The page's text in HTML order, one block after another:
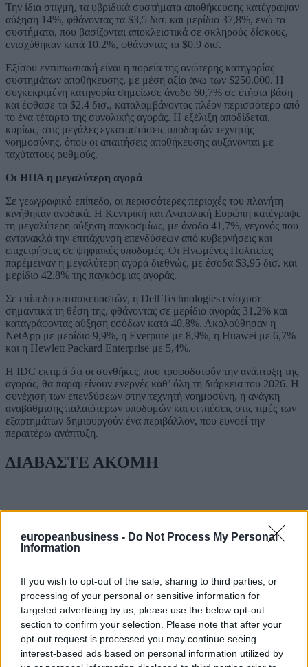
europeanbusiness - Do Not Process My Personal
Information
If you wish to opt-out of the sale, sharing to third parties, or
processing of your personal or sensitive information for
targeted advertising by us, please use the below opt-out
section to confirm your selection. Please note that after your
opt-out request is processed you may continue seeing
interest-based ads based on personal information utilized by
Την ίδια στιγμή, τα υβριδικά συστήματα αποθήκευσης κατέγραψαν
αύξηση 14%, φθάνοντας τα $3,5 δισ. και μερίδιο 37,8%, ενώ τα
συστήματα, που βασίζονται αποκλειστικά σε σκληρούς δίσκους,
ενισχύθηκαν κατά 10,2%, φθάνοντας τα $0,9 δισ.
Εξίσου εντυπωσιακή είναι η πορεία της ανώτερης κατηγορίας
συστημάτων αποθήκευσης, με μέση αξία άνω των $250.000. Η
συγκεκριμένη κατηγορία σημείωσε άνοδο 60,7% σε ετήσια βάση
και έφθασε τα $2,4 δισ., καταλαμβάνοντας πλέον περισσότερο από
το ένα τέταρτο της συνολικής αγοράς. Η εξέλιξη αποδίδεται,
κυρίως, στις μεγάλες εγκαταστάσεις υποδομών τεχνητής
νοημοσύνης, όπου οι απαιτήσεις αποθήκευσης αυξάνονται με
ταχύτατους ρυθμούς.
Οι ΗΠΑ η μεγαλύτερη αγορά
Σε γεωγραφικό επίπεδο, οι περισσότερες περιοχές του πλανήτη
κινήθηκαν ανοδικά. Η Κεντρική και Ανατολική Ευρώπη κατέγραψε
τη μεγαλύτερη αύξηση παγκοσμίως, με άνοδο 41,7%, γεγονός που
αντανακλά την επιτάχυνση επενδύσεων από κυβερνήσεις και
επιχειρήσεις σε ψηφιακές υποδομές. Οι Ηνωμένες Πολιτείες
παρέμειναν η μεγαλύτερη αγορά διεθνώς, με έσοδα $3,95 δισ. και
μερίδιο 42,8% της παγκόσμιας αγοράς.
Σε επίπεδο κατασκευαστών, η Dell Technologies ενίσχυσε
σημαντικά τη θέση της, φθάνοντας σε μερίδιο αγοράς 31,2% και
καταγράφοντας αύξηση εσόδων κατά 40,8%. Ακολούθησαν η
NetApp με μερίδιο 9,9%, η Everpure με 8,9%, η Huawei με 6,7%
και η Hewlett Packard Enterprise με 5,4%.
Η IDC εκτιμά ότι οι συνθήκες, που τροφοδοτούν την ανάπτυξη της
αγοράς, θα παραμείνουν ενεργές καθ’ όλη τη διάρκεια του 2026. Η
συνέχιση των επενδύσεων στην τεχνητή νοημοσύνη, η ανάγκη
αναβάθμισης παλαιότερων υποδομών και οι πιέσεις στις τιμές των
εξαρτημάτων δημιουργούν ένα περιβάλλον, που ευνοεί την
περαιτέρω ανάπτυξη.
ΔΙΑΒΑΣΤΕ ΑΚΟΜΗ